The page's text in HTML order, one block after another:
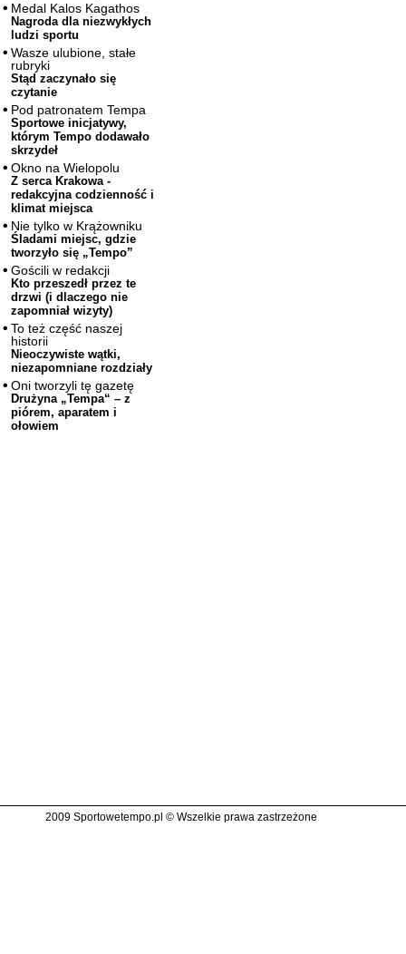
Medal Kalos Kagathos
Nagroda dla niezwykłych
ludzi sportu
Wasze ulubione, stałe
rubryki
Stąd zaczynało się
czytanie
Pod patronatem Tempa
Sportowe inicjatywy,
którym Tempo dodawało
skrzydeł
Okno na Wielopolu
Z serca Krakowa -
redakcyjna codzienność i
klimat miejsca
Nie tylko w Krążowniku
Śladami miejsc, gdzie
tworzyło się „Tempo”
Gościli w redakcji
Kto przeszedł przez te
drzwi (i dlaczego nie
zapomniał wizyty)
To też część naszej
historii
Nieoczywiste wątki,
niezapomniane rozdziały
Oni tworzyli tę gazetę
Drużyna „Tempa“ – z
piórem, aparatem i
ołowiem
2009 Sportowetempo.pl © Wszelkie prawa zastrzeżone